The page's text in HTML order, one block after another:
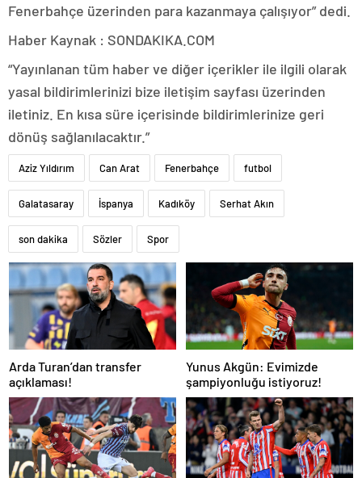
Fenerbahçe üzerinden para kazanmaya çalışıyor” dedi.
Haber Kaynak : SONDAKIKA.COM
“Yayınlanan tüm haber ve diğer içerikler ile ilgili olarak
yasal bildirimlerinizi bize iletişim sayfası üzerinden
iletiniz. En kısa süre içerisinde bildirimlerinize geri
dönüş sağlanılacaktır.”
Aziz Yıldırım Can Arat Fenerbahçe futbol
Galatasaray İspanya Kadıköy Serhat Akın
son dakika Sözler Spor
Arda Turan’dan transfer
açıklaması!
Yunus Akgün: Evimizde
şampiyonluğu istiyoruz!